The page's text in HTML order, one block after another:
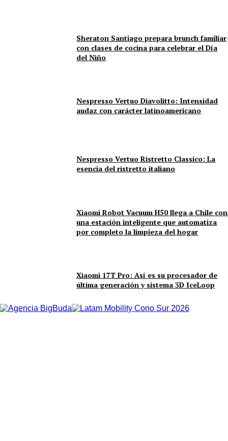
Sheraton Santiago prepara brunch familiar
con clases de cocina para celebrar el Día
del Niño
Nespresso Vertuo Diavolitto: Intensidad
audaz con carácter latinoamericano
Nespresso Vertuo Ristretto Classico: La
esencia del ristretto italiano
Xiaomi Robot Vacuum H50 llega a Chile con
una estación inteligente que automatiza
por completo la limpieza del hogar
Xiaomi 17T Pro: Así es su procesador de
última generación y sistema 3D IceLoop